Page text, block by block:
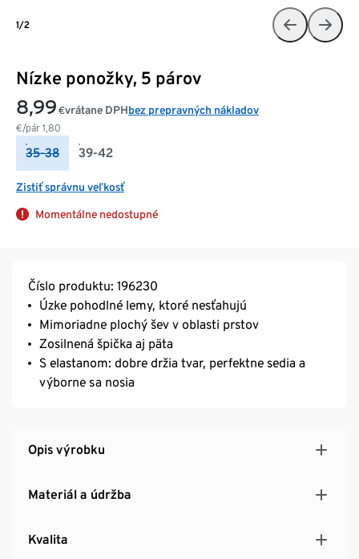
Nízke ponožky, 5 párov
8,99 €
€/pár 1,80
vrátane DPHbez prepravných nákladov
35-38 39-42
Zistiť správnu veľkosť
Momentálne nedostupné
1/2
Číslo produktu: 196230
Úzke pohodlné lemy, ktoré nesťahujú
Mimoriadne plochý šev v oblasti prstov
Zosilnená špička aj päta
S elastanom: dobre držia tvar, perfektne sedia a
výborne sa nosia
Opis výrobku
Materiál a údržba
Kvalita